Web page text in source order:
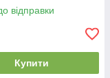
відправки
Купити